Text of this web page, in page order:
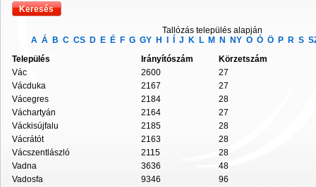
Tallózás település alapján
A Á B C CS D E É F G GY H J K L M N NY O Ó Ö P R S
Település
Irányítószám
Körzetszám
Vác
2600
27
Vácduka
2167
27
Vácegres
2184
28
Váchartyán
2164
27
Váckisújfalu
2185
28
Vácrátót
2163
28
Vácszentlászló
2115
28
Vadna
3636
48
Vadosfa
9346
96